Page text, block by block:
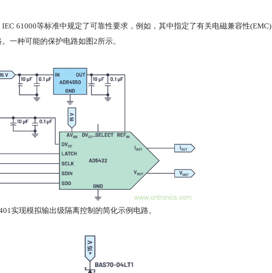
61000等标准中规定了可靠性要求，例如，其中指定了有关电磁兼容性(EMC)
一种可能的保护电路如图2所示。
实现模拟输出级隔离控制的简化示例电路。